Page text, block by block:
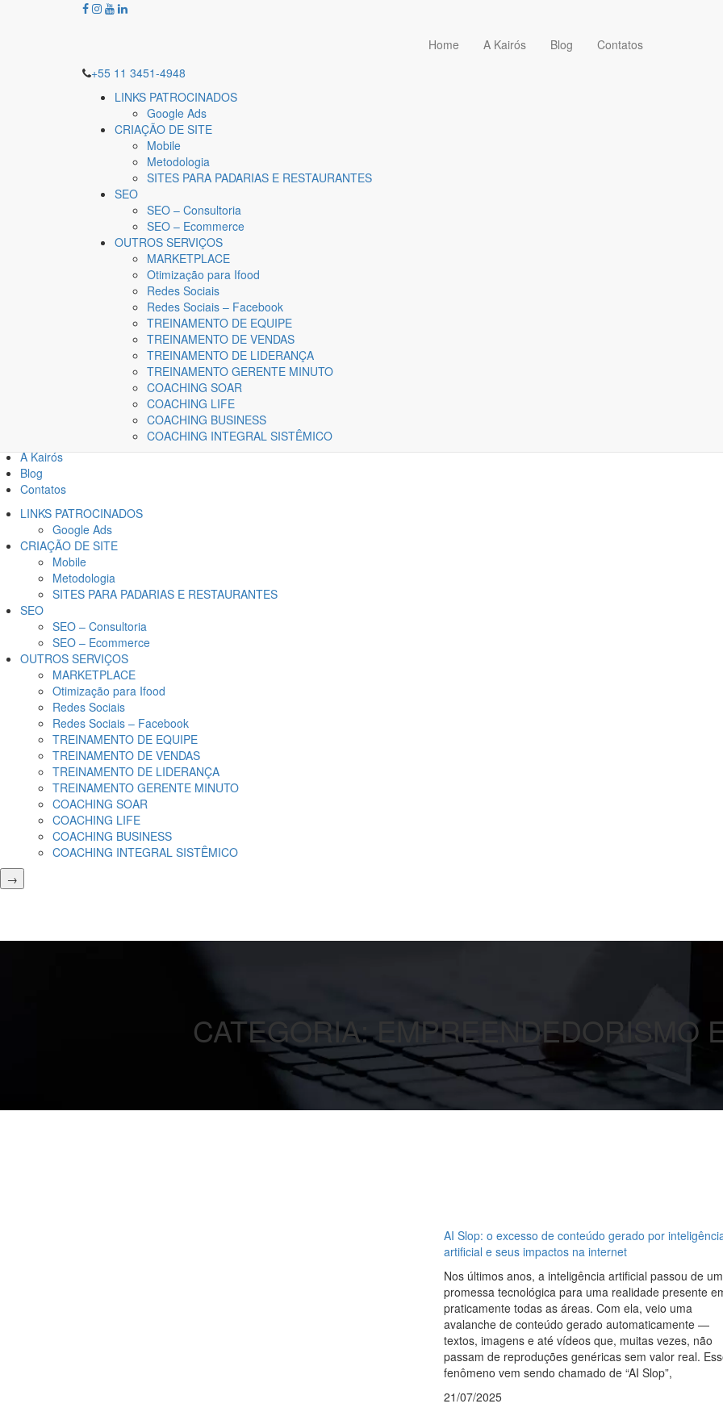
Home A Kairós Blog
Contatos
+55 11 3451-4948
LINKS PATROCINADOS
Google Ads
CRIAÇÃO DE SITE
Mobile
Metodologia
SITES PARA PADARIAS E RESTAURANTES
SEO
SEO – Consultoria
SEO – Ecommerce
OUTROS SERVIÇOS
MARKETPLACE
Otimização para Ifood
Redes Sociais
Redes Sociais – Facebook
TREINAMENTO DE EQUIPE
TREINAMENTO DE VENDAS
TREINAMENTO DE LIDERANÇA
TREINAMENTO GERENTE MINUTO
COACHING SOAR
COACHING LIFE
COACHING BUSINESS
COACHING INTEGRAL SISTÊMICO
A Kairós
Blog
Contatos
LINKS PATROCINADOS
Google Ads
CRIAÇÃO DE SITE
Mobile
Metodologia
SITES PARA PADARIAS E RESTAURANTES
SEO
SEO – Consultoria
SEO – Ecommerce
OUTROS SERVIÇOS
MARKETPLACE
Otimização para Ifood
Redes Sociais
Redes Sociais – Facebook
TREINAMENTO DE EQUIPE
TREINAMENTO DE VENDAS
TREINAMENTO DE LIDERANÇA
TREINAMENTO GERENTE MINUTO
COACHING SOAR
COACHING LIFE
COACHING BUSINESS
COACHING INTEGRAL SISTÊMICO
→
CATEGORIA:EMPREENDEDORISMO
AI Slop: o excesso de conteúdo gerado por
artificial e seus impactos na internet
Nos últimos anos, a inteligência artificial passou de
promessa tecnológica para uma realidade presente
praticamente todas as áreas. Com ela, veio uma
avalanche de conteúdo gerado automaticamente —
textos, imagens e até vídeos que, muitas vezes, não
passam de reproduções genéricas sem valor real.
fenômeno vem sendo chamado de “AI Slop”,
21/07/2025